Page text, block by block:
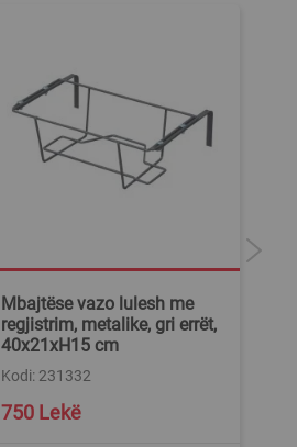
Mbajtëse vazo lulesh me
regjistrim, metalike, gri errët,
40x21xH15 cm
750 Lekë
Kodi: 231332